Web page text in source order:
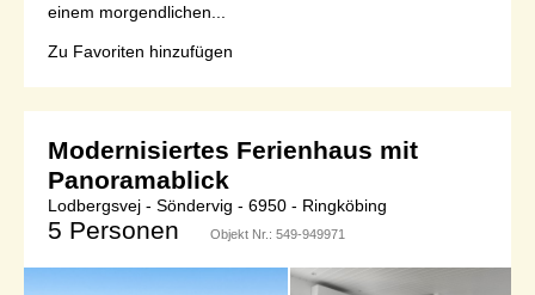
einem morgendlichen...
Zu Favoriten hinzufügen
Modernisiertes Ferienhaus mit
Panoramablick
Lodbergsvej - Söndervig - 6950 - Ringköbing
5 Personen Objekt Nr.: 549-949971